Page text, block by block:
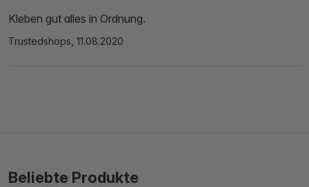
Kleben gut alles in Ordnung.
Trustedshops, 11.08.2020
Beliebte Produkte